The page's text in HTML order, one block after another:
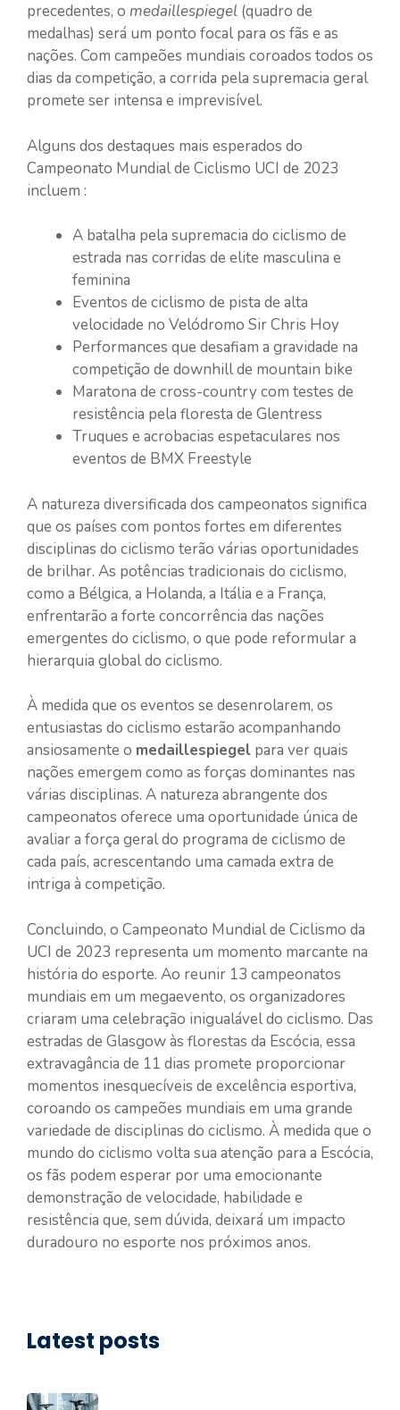
precedentes, o medaillespiegel (quadro de
medalhas) será um ponto focal para os fãs e as
nações. Com campeões mundiais coroados todos os
dias da competição, a corrida pela supremacia geral
promete ser intensa e imprevisível.
Alguns dos destaques mais esperados do
Campeonato Mundial de Ciclismo UCI de 2023
incluem :
A batalha pela supremacia do ciclismo de
estrada nas corridas de elite masculina e
feminina
Eventos de ciclismo de pista de alta
velocidade no Velódromo Sir Chris Hoy
Performances que desafiam a gravidade na
competição de downhill de mountain bike
Maratona de cross-country com testes de
resistência pela floresta de Glentress
Truques e acrobacias espetaculares nos
eventos de BMX Freestyle
A natureza diversificada dos campeonatos significa
que os países com pontos fortes em diferentes
disciplinas do ciclismo terão várias oportunidades
de brilhar. As potências tradicionais do ciclismo,
como a Bélgica, a Holanda, a Itália e a França,
enfrentarão a forte concorrência das nações
emergentes do ciclismo, o que pode reformular a
hierarquia global do ciclismo.
À medida que os eventos se desenrolarem, os
entusiastas do ciclismo estarão acompanhando
ansiosamente o medaillespiegel para ver quais
nações emergem como as forças dominantes nas
várias disciplinas. A natureza abrangente dos
campeonatos oferece uma oportunidade única de
avaliar a força geral do programa de ciclismo de
cada país, acrescentando uma camada extra de
intriga à competição.
Concluindo, o Campeonato Mundial de Ciclismo da
UCI de 2023 representa um momento marcante na
história do esporte. Ao reunir 13 campeonatos
mundiais em um megaevento, os organizadores
criaram uma celebração inigualável do ciclismo. Das
estradas de Glasgow às florestas da Escócia, essa
extravagância de 11 dias promete proporcionar
momentos inesquecíveis de excelência esportiva,
coroando os campeões mundiais em uma grande
variedade de disciplinas do ciclismo. À medida que o
mundo do ciclismo volta sua atenção para a Escócia,
os fãs podem esperar por uma emocionante
demonstração de velocidade, habilidade e
resistência que, sem dúvida, deixará um impacto
duradouro no esporte nos próximos anos.
Latest posts